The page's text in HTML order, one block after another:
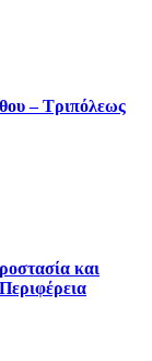
– Τριπόλεως
και